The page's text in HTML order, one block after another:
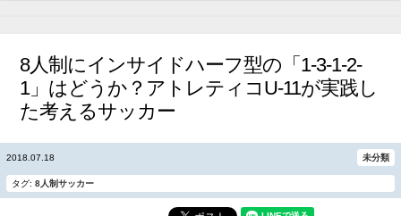
8人制にインサイドハーフ型の「1-3-1-2-
1」はどうか？アトレティコU-11が実践し
た考えるサッカー
2018.07.18 未分類
タグ: 8人制サッカー